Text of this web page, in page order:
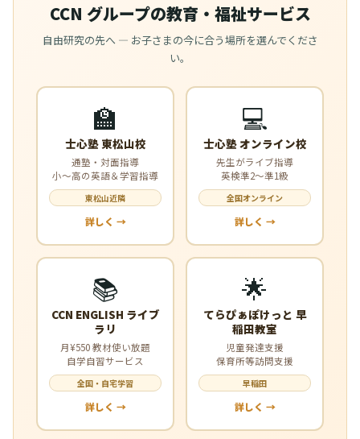
CCN グループの教育・福祉サービス
自由研究の先へ — お子さまの今に合う場所を選んでくださ
い。
🏫
士心塾 東松山校
通塾・対面指導
小〜高の英語＆学習指導
東松山近隣
詳しく →
💻
士心塾 オンライン校
先生がライブ指導
英検準2〜準1級
全国オンライン
詳しく →
📚
CCN ENGLISH ライブ
ラリ
月¥550 教材使い放題
自学自習サービス
全国・自宅学習
詳しく →
🌟
てらぴぁぽけっと 早
稲田教室
児童発達支援
保育所等訪問支援
早稲田
詳しく →